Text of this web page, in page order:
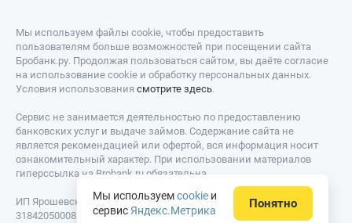
Мы используем файлы cookie, чтобы предоставить
пользователям больше возможностей при посещении сайта
Бробанк.ру. Продолжая пользоваться сайтом, вы даёте согласие
на использование cookie и обработку персональных данных.
Условия использования смотрите здесь.
Сервис не занимается деятельностью по предоставлению
банковских услуг и выдаче займов. Содержание сайта не
является рекомендацией или офертой, вся информация носит
ознакомительный характер. При использовании материалов
гиперссылка на Brobank.ru обязательна.
ИП Ярошевский Д.И. ИНН: 423082922740. ОГРНИП:
318420500081301. Свидетельство на товарный знак № 779639 от
Мы используемcookie и
сервис Яндекс.Метрика Понятно